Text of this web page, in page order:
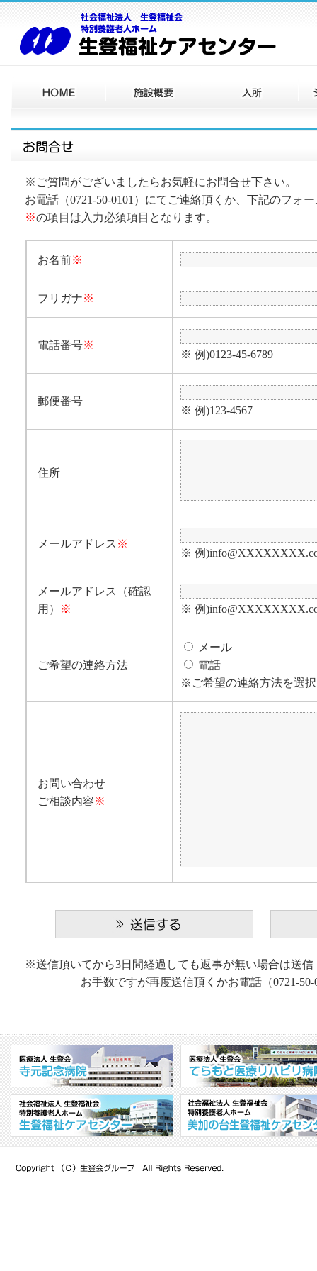
※ご質問がございましたらお気軽にお問合せ下さい。
お電話（0721-50-0101）にてご連絡頂くか、下記のフォ
※の項目は入力必須項目となります。
お名前※
フリガナ※
電話番号※
※ 例)0123-45-6789
郵便番号
※ 例)123-4567
住所
メールアドレス ※
※ 例
メールアドレス（確認
用）
※ ※ 例
ご希望の連絡方法
メール
電話
※ご希望の連絡方法を選
お問い合わせ
ご相談内容※
※送信頂いてから3日間経過しても返事が無い場合は送
お手数ですが再度送信頂くかお電話（0721-